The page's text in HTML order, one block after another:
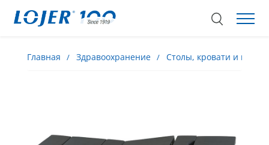
Главная Здравоохранение Столы, кровати и кресла